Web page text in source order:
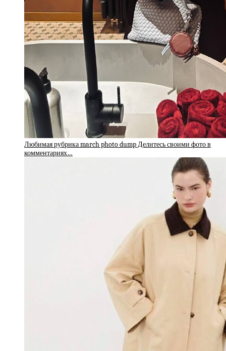
Любимая рубрика march photo dump Делитесь своими фото в
комментариях…